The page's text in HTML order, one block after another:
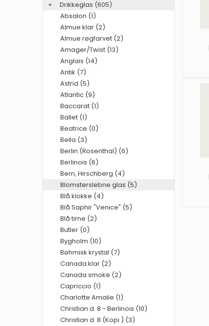
+ Drikkeglas (605)
Absalon (1)
Almue klar (2)
Almue røgfarvet (2)
Amager/Twist (13)
Anglais (14)
Antik (7)
Astrid (5)
Atlantic (9)
Baccarat (1)
Ballet (1)
Beatrice (0)
Bella (3)
Berlin (Rosenthal) (6)
Berlinois (6)
Bern, Hirschberg (4)
Blomsterslebne glas (5)
Blå klokke (4)
Blå Saphir "Venice" (5)
Blå time (2)
Butler (0)
Bygholm (10)
Bøhmisk krystal (7)
Canada klar (2)
Canada smoke (2)
Capriccio (1)
Charlotte Amalie (1)
Christian d. 8 - Berlinois (10)
Christian d. 8 (Kopi ) (3)